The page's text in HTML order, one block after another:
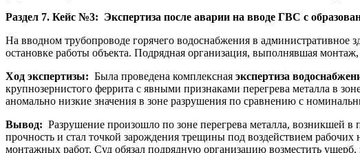
Раздел 7. Кейс №3: Экспертиза после аварии на вводе ГВС с
На вводном трубопроводе горячего водоснабжения в
остановке работы объекта. Подрядная организация, выполнявшая
Ход экспертизы: Была проведена комплексная экспертиза
крупнозернистого феррита с явными признаками перегрева металла в
аномально низкие значения в зоне разрушения по сравнению с
Вывод: Разрушение произошло по зоне перегрева металла, возникшей
прочность и стал точкой зарождения трещины под воздействием
монтажных работ. Суд обязал подрядную организацию возместить